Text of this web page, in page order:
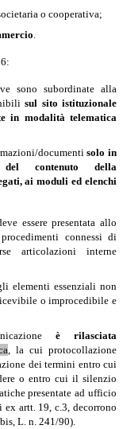
o cooperativa;
.
sono subordinate alla
sul sito istituzionale
in modalità telematica
documentisolo in
contenuto della
ai moduli ed elenchi
essere presentata allo
connessi di
articolazioni interne
elementi essenziali non
o improcedibile e
è
rilasciata
, la cui protocollazione
dei termini entro cui
o entro cui il silenzio
presentate ad ufficio
artt. 19, c.3, decorrono
L. n. 241/90).